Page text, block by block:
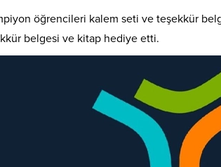
öğrencileri kalem seti ve teşekkür
belgesi ve kitap hediye etti.